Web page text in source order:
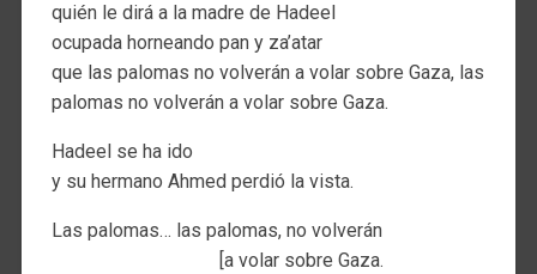
quién le dirá a la madre de Hadeel
ocupada horneando pan y za’atar
que las palomas no volverán a volar sobre Gaza, las
palomas no volverán a volar sobre Gaza.
Hadeel se ha ido
y su hermano Ahmed perdió la vista.
Las palomas… las palomas, no volverán
[a volar sobre Gaza.